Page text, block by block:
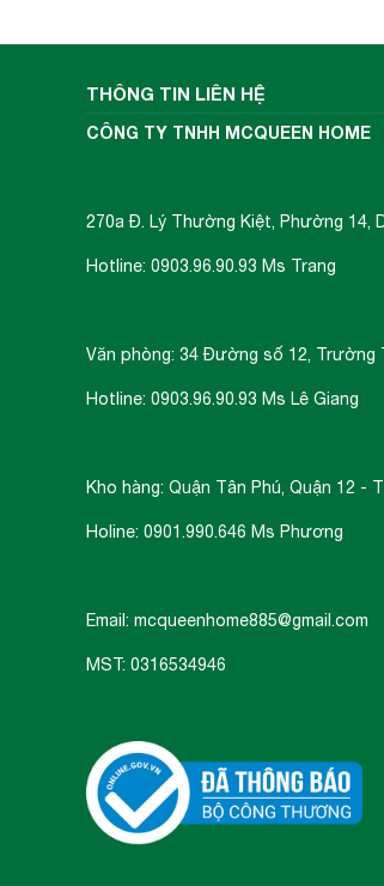
thông thường khác (tự
hiển thị trên bàn điều khiển).
THÔNG TIN LIÊN HỆ
CÔNG TY TNHH MCQUEEN HOME
270a Đ. Lý Thường Kiệt, Phường 14,
Hotline: 0903.96.90.93 Ms Trang
Văn phòng: 34 Đường số 12, Trường
Hotline: 0903.96.90.93 Ms Lê Giang
Kho hàng: Quận Tân Phú, Quận 12 -
Holine: 0901.990.646 Ms Phương
Email: mcqueenhome885@gmail.com
MST: 0316534946